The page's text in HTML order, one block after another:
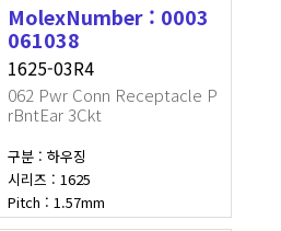
MolexNumber : 0003
061038
1625-03R4
062 Pwr Conn Receptacle P
rBntEar 3Ckt
구분 : 하우징
시리즈 : 1625
Pitch : 1.57mm